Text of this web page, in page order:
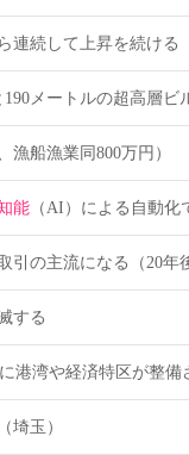
連続して上昇を続ける
メートルの超高層ビ
漁船漁業同800万円）
能 （AI）による自動化
引の主流になる（20年
する
に港湾や経済特区が整備
埼玉）